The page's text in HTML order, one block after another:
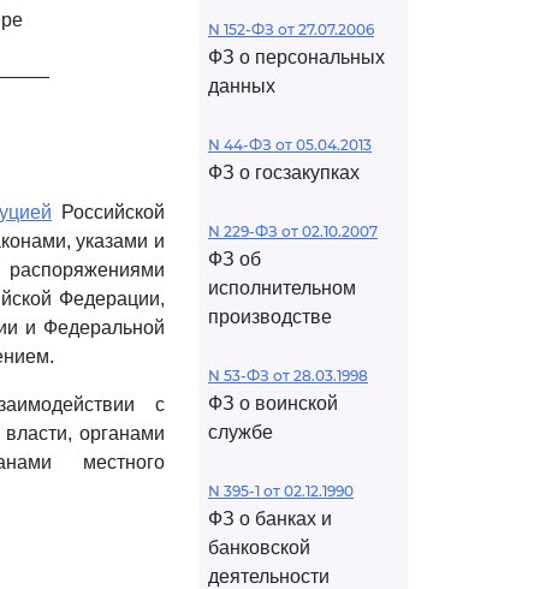
Российской
указами и
Федерации,
и Федеральной
с
органами
местного
N 152-ФЗ от 27.07.2006
ФЗ о персональных
данных
N 44-ФЗ от 05.04.2013
ФЗ о госзакупках
N 229-ФЗ от 02.10.2007
ФЗ об
исполнительном
производстве
N 53-ФЗ от 28.03.1998
ФЗ о воинской
службе
N 395-1 от 02.12.1990
ФЗ о банках и
банковской
деятельности